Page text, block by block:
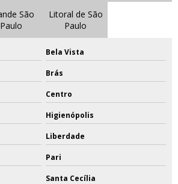
São
Paulo
Litoral de São
Paulo
Bela Vista
Brás
Centro
Higienópolis
Liberdade
Pari
Santa Cecília